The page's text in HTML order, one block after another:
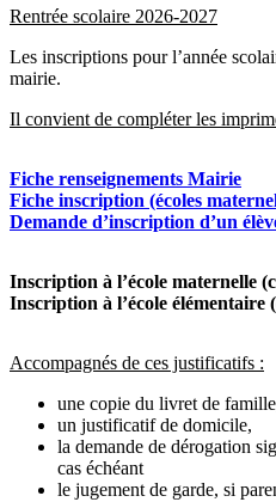
Rentrée scolaire 2026-2027
Les inscriptions pour l’année
mairie.
Il convient de compléter les
Fiche renseignements Mairie
Fiche inscription (écoles
Demande d’inscription d’un
Inscription à l’école maternelle
Inscription à l’école
Accompagnés de ces justificatifs :
une copie du livret de
un justificatif de domicile,
la demande de dérogation
cas échéant
le jugement de garde, si